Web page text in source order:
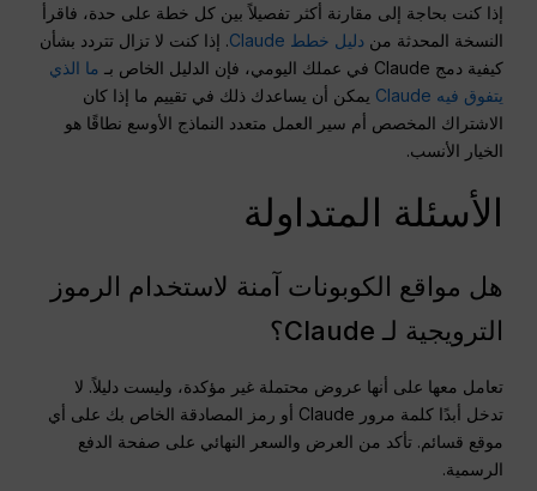
إذا كنت بحاجة إلى مقارنة أكثر تفصيلاً بين كل خطة على حدة، فاقرأ
النسخة المحدثة مندليل خطط Claude
. إذا كنت لا تزال تتردد بشأن
كيفية دمج Claude في عملك اليومي، فإن الدليل الخاص بـ
ما الذي
يتفوق فيه Claude
يمكن أن يساعدك ذلك في تقييم ما إذا كان
الاشتراك المخصص أم سير العمل متعدد النماذج الأوسع نطاقًا هو
الخيار الأنسب.
الأسئلة المتداولة
هل مواقع الكوبونات آمنة لاستخدام الرموز
الترويجية لـ Claude؟
تعامل معها على أنها عروض محتملة غير مؤكدة، وليست دليلاً. لا
تدخل أبدًا كلمة مرور Claude أو رمز المصادقة الخاص بك على أي
موقع قسائم. تأكد من العرض والسعر النهائي على صفحة الدفع
الرسمية.